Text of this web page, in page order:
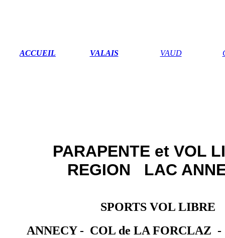
ACCUEIL VALAIS VAUD
PARAPENTE et VOL
REGION LAC
SPORTS VOL LIBRE
ANNECY - COL de LA FORCLAZ